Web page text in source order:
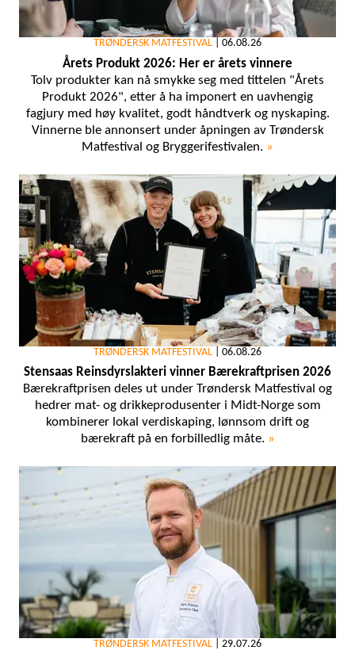
TRØNDERSK MATFESTIVAL 06.08.26
Årets Produkt 2026: Her er årets vinnere
Tolv produkter kan nå smykke seg med tittelen "Årets
Produkt 2026", etter å ha imponert en uavhengig
fagjury med høy kvalitet, godt håndtverk og nyskaping.
Vinnerne ble annonsert under åpningen av Trøndersk
Matfestival og Bryggerifestivalen. »
TRØNDERSK MATFESTIVAL 06.08.26
Stensaas Reinsdyrslakteri vinner Bærekraftprisen 2026
Bærekraftprisen deles ut under Trøndersk Matfestival og
hedrer mat- og drikkeprodusenter i Midt-Norge som
kombinerer lokal verdiskaping, lønnsom drift og
bærekraft på en forbilledlig måte. »
TRØNDERSK MATFESTIVAL 29.07.26